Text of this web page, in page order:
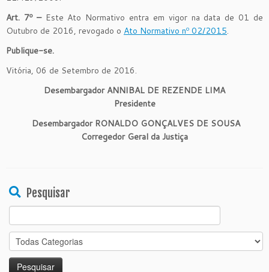
Art. 7º –Este Ato Normativo entra em vigor na data de 01 de
Outubro de 2016, revogado o Ato Normativo nº 02/2015.
Publique-se.
Vitória, 06 de Setembro de 2016.
Desembargador ANNIBAL DE REZENDE LIMA
Presidente
Desembargador RONALDO GONÇALVES DE SOUSA
Corregedor Geral da Justiça
Pesquisar
Search
for: